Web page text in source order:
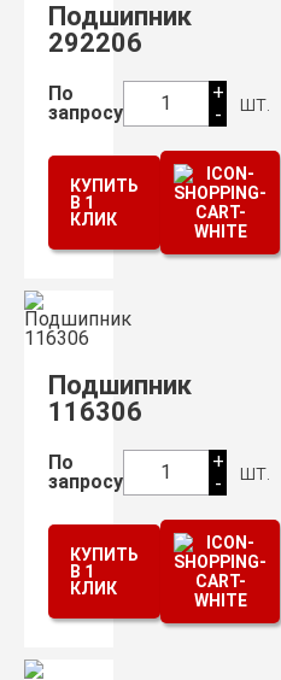
Подшипник
292206
По
запросу
1
+
-
шт.
КУПИТЬ
В 1
КЛИК
Подшипник
116306
По
запросу
1
+
-
шт.
КУПИТЬ
В 1
КЛИК